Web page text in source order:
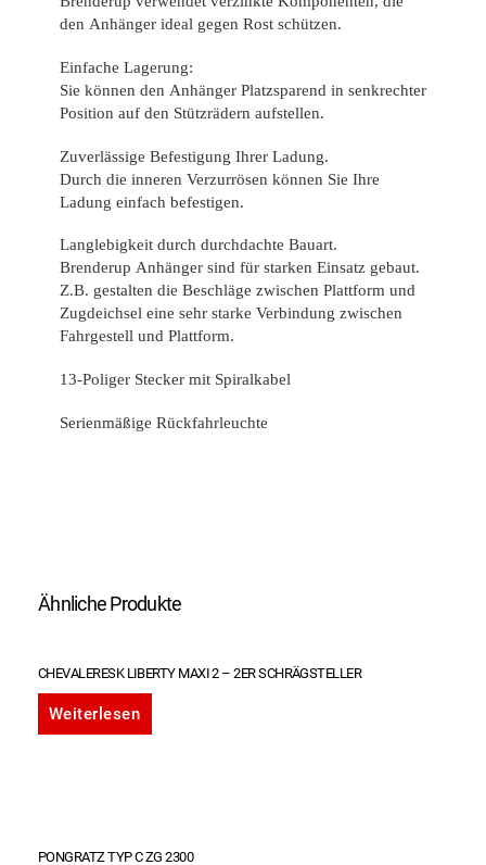
den Anhänger ideal gegen Rost schützen.
Einfache Lagerung:
Sie können den Anhänger Platzsparend in senkrechter
Position auf den Stützrädern aufstellen.
Zuverlässige Befestigung Ihrer Ladung.
Durch die inneren Verzurrösen können Sie Ihre
Ladung einfach befestigen.
Langlebigkeit durch durchdachte Bauart.
Brenderup Anhänger sind für starken Einsatz gebaut.
Z.B. gestalten die Beschläge zwischen Plattform und
Zugdeichsel eine sehr starke Verbindung zwischen
Fahrgestell und Plattform.
13-Poliger Stecker mit Spiralkabel
Serienmäßige Rückfahrleuchte
Ähnliche Produkte
CHEVALERESK LIBERTY MAXI 2 – 2ER SCHRÄGSTELLER
Weiterlesen
PONGRATZ TYP C ZG 2300